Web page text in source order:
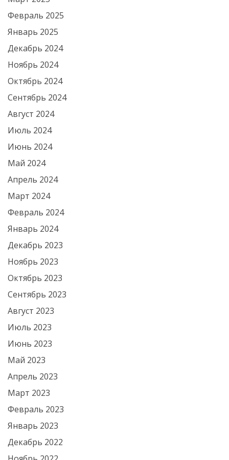
Февраль 2025
Январь 2025
Декабрь 2024
Ноябрь 2024
Октябрь 2024
Сентябрь 2024
Август 2024
Июль 2024
Июнь 2024
Май 2024
Апрель 2024
Март 2024
Февраль 2024
Январь 2024
Декабрь 2023
Ноябрь 2023
Октябрь 2023
Сентябрь 2023
Август 2023
Июль 2023
Июнь 2023
Май 2023
Апрель 2023
Март 2023
Февраль 2023
Январь 2023
Декабрь 2022